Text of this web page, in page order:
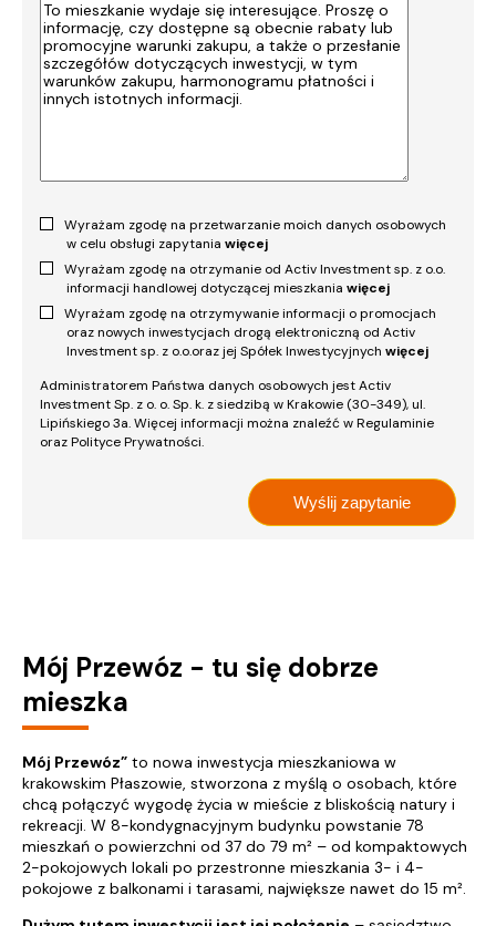
Wyrażam zgodę na przetwarzanie moich danych osobowych
w celu obsługi zapytaniawięcej
Wyrażam zgodę na otrzymanie od Activ Investment sp. z o.o.
informacji handlowej dotyczącej mieszkaniawięcej
Wyrażam zgodę na otrzymywanie informacji o promocjach
oraz nowych inwestycjach drogą elektroniczną od Activ
Investment sp. z o.o.oraz jej Spółek Inwestycyjnychwięcej
Administratorem Państwa danych osobowych jest Activ
Investment Sp. z o. o. Sp. k. z siedzibą w Krakowie (30-349), ul.
Lipińskiego 3a. Więcej informacji można znaleźć w Regulaminie
oraz Polityce Prywatności.
Mój Przewóz - tu się dobrze
mieszka
Mój Przewóz” to nowa inwestycja mieszkaniowa w
krakowskim Płaszowie, stworzona z myślą o osobach, które
chcą połączyć wygodę życia w mieście z bliskością natury i
rekreacji. W 8-kondygnacyjnym budynku powstanie 78
mieszkań o powierzchni od 37 do 79 m² – od kompaktowych
2-pokojowych lokali po przestronne mieszkania 3- i 4-
pokojowe z balkonami i tarasami, największe nawet do 15 m².